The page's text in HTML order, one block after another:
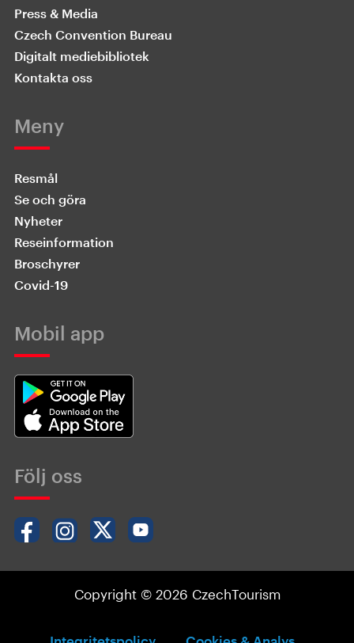
Press & Media
Czech Convention Bureau
Digitalt mediebibliotek
Kontakta oss
Meny
Resmål
Se och göra
Nyheter
Reseinformation
Broschyrer
Covid-19
Mobil app
Följ oss
Copyright © 2026 CzechTourism